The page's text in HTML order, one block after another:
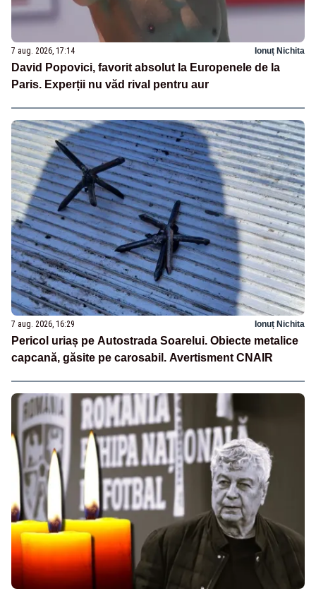
7 aug. 2026, 17:14 Ionuț Nichita
David Popovici, favorit absolut la Europenele de la
Paris. Experții nu văd rival pentru aur
7 aug. 2026, 16:29 Ionuț Nichita
Pericol uriaș pe Autostrada Soarelui. Obiecte metalice
capcană, găsite pe carosabil. Avertisment CNAIR